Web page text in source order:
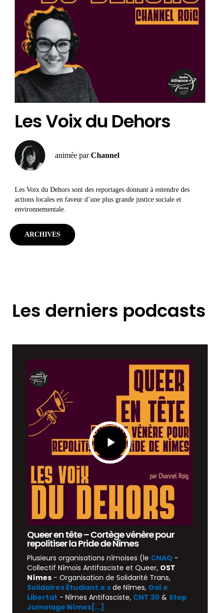
Les Voix du Dehors
animée parChannel
Les Voix du Dehors sont des reportages donnant à entendre des
actions locales en faveur d’une plus grande justice sociale et
environnementale.
ARCHIVES
Les derniers podcasts
Queer en tête – Cortège vénère pour
repolitiser la Pride de Nîmes
Plusieurs organisations nîmoises (le CNAQ -
Collectif Nîmois Antifasciste et Queer, OST
Nîmes - Organisation de Solidarité Trans,
Solidaires Étudiant.e.sde Nîmes, Oaï e
Libertat - Nîmes Antifasciste, CNT 30 & Stop
Jumelage Nîmes[...]